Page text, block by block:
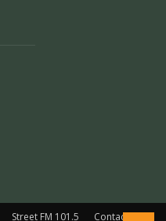
Street FM 101.5 Contacto